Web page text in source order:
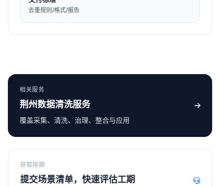
去重规则/格式/报告
相关服务
荆州数据清洗服务
覆盖采集、清洗、治理、整合与应用
获取排期
提交场景清单，快速评估工期